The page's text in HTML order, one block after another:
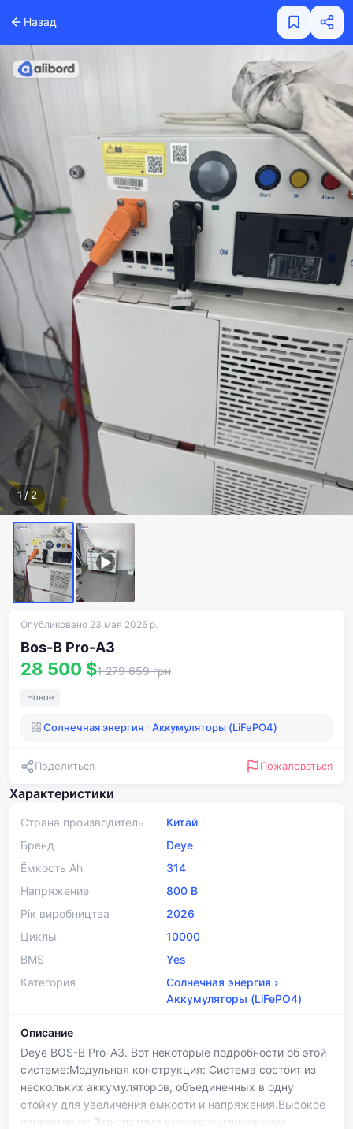
Назад
1/2
Характеристики
Страна производитель
Китай
Бренд
Deye
Ёмкость Ah
314
Напряжение
800 В
Рік виробництва
2026
Циклы
10000
BMS
Yes
Категория
Солнечная энергия ›
Аккумуляторы (LiFePO4)
Описание
Deye BOS-B Pro-A3. Вот некоторые подробности об этой
системе:Модульная конструкция: Система состоит из
нескольких аккумуляторов, объединенных в одну
стойку для увеличения емкости и напряжения.Высокое
напряжение: Это система высокого напряжения,
Опубликовано 23 мая 2026 р.
Bos-B Pro-A3
28 500 $1 279 659 грн
Новое
Солнечная энергия Аккумуляторы (LiFePO4)
Поделиться Пожаловаться